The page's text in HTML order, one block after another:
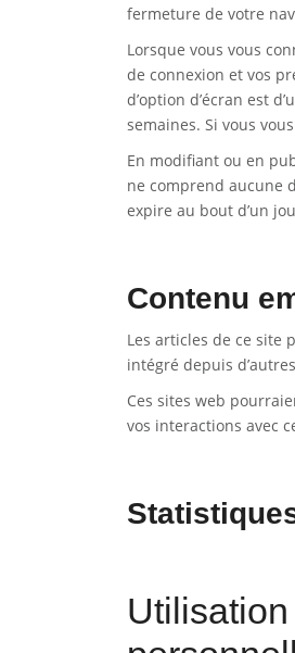
fermeture de votre
Lorsque vous vous
de connexion et vos
d’option d’écran est
semaines. Si vous
En modifiant ou en
ne comprend aucune
expire au bout d’un
Contenu
Les articles de ce site
intégré depuis
Ces sites web
vos interactions avec